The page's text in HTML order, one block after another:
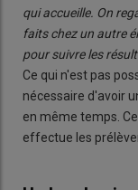
qui accueille. On
faits chez un autre
pour suivre les
Ce qui n'est pas
nécessaire d'avoir
en même temps.
effectue les